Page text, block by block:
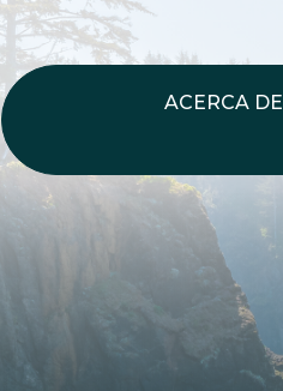
ACERCA DE